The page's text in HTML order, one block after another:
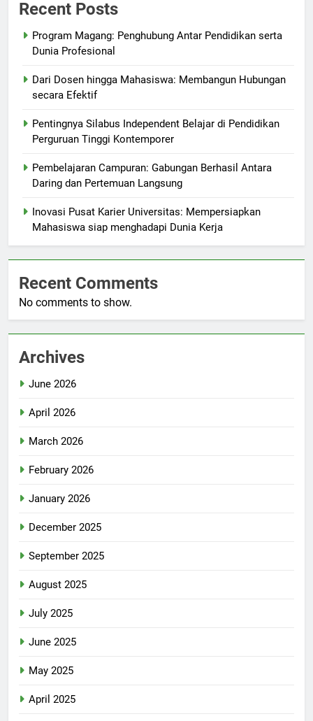
Recent Posts
Program Magang: Penghubung Antar Pendidikan serta
Dunia Profesional
Dari Dosen hingga Mahasiswa: Membangun Hubungan
secara Efektif
Pentingnya Silabus Independent Belajar di Pendidikan
Perguruan Tinggi Kontemporer
Pembelajaran Campuran: Gabungan Berhasil Antara
Daring dan Pertemuan Langsung
Inovasi Pusat Karier Universitas: Mempersiapkan
Mahasiswa siap menghadapi Dunia Kerja
Recent Comments
No comments to show.
Archives
June 2026
April 2026
March 2026
February 2026
January 2026
December 2025
September 2025
August 2025
July 2025
June 2025
May 2025
April 2025